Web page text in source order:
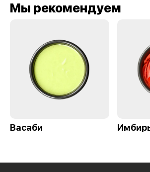
Мы рекомендуем
Васаби